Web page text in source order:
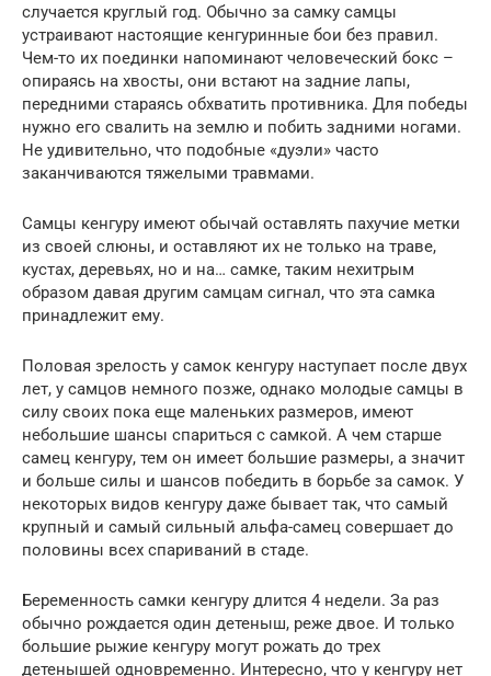
случается круглый год. Обычно за самку самцы
устраивают настоящие кенгуринные бои без правил.
Чем-то их поединки напоминают человеческий бокс –
опираясь на хвосты, они встают на задние лапы,
передними стараясь обхватить противника. Для победы
нужно его свалить на землю и побить задними ногами.
Не удивительно, что подобные «дуэли» часто
заканчиваются тяжелыми травмами.
Самцы кенгуру имеют обычай оставлять пахучие метки
из своей слюны, и оставляют их не только на траве,
кустах, деревьях, но и на… самке, таким нехитрым
образом давая другим самцам сигнал, что эта самка
принадлежит ему.
Половая зрелость у самок кенгуру наступает после двух
лет, у самцов немного позже, однако молодые самцы в
силу своих пока еще маленьких размеров, имеют
небольшие шансы спариться с самкой. А чем старше
самец кенгуру, тем он имеет большие размеры, а значит
и больше силы и шансов победить в борьбе за самок. У
некоторых видов кенгуру даже бывает так, что самый
крупный и самый сильный альфа-самец совершает до
половины всех спариваний в стаде.
Беременность самки кенгуру длится 4 недели. За раз
обычно рождается один детеныш, реже двое. И только
большие рыжие кенгуру могут рожать до трех
детенышей одновременно. Интересно, что у кенгуру нет